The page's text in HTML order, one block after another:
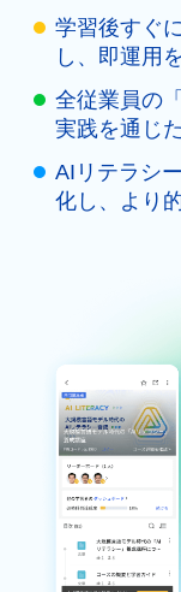
学習後すぐ
し、即運用
全従業員の
実践を通じ
AIリテラシ
化し、より